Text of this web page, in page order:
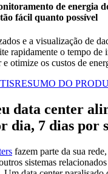
de energia
tão fácil quanto possível
e a visualização de
rapidamente o tempo de
e otimize os custos de
RESUMO DO
data center
dia, 7 dias por
fazem parte da sua rede,
sistemas